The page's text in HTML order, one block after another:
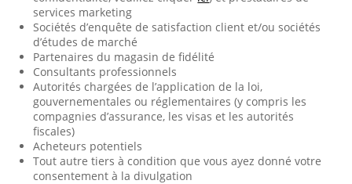
services marketing
Sociétés d’enquête de satisfaction client et/ou sociétés
d’études de marché
Partenaires du magasin de fidélité
Consultants professionnels
Autorités chargées de l’application de la loi,
gouvernementales ou réglementaires (y compris les
compagnies d’assurance, les visas et les autorités
fiscales)
Acheteurs potentiels
Tout autre tiers à condition que vous ayez donné votre
consentement à la divulgation